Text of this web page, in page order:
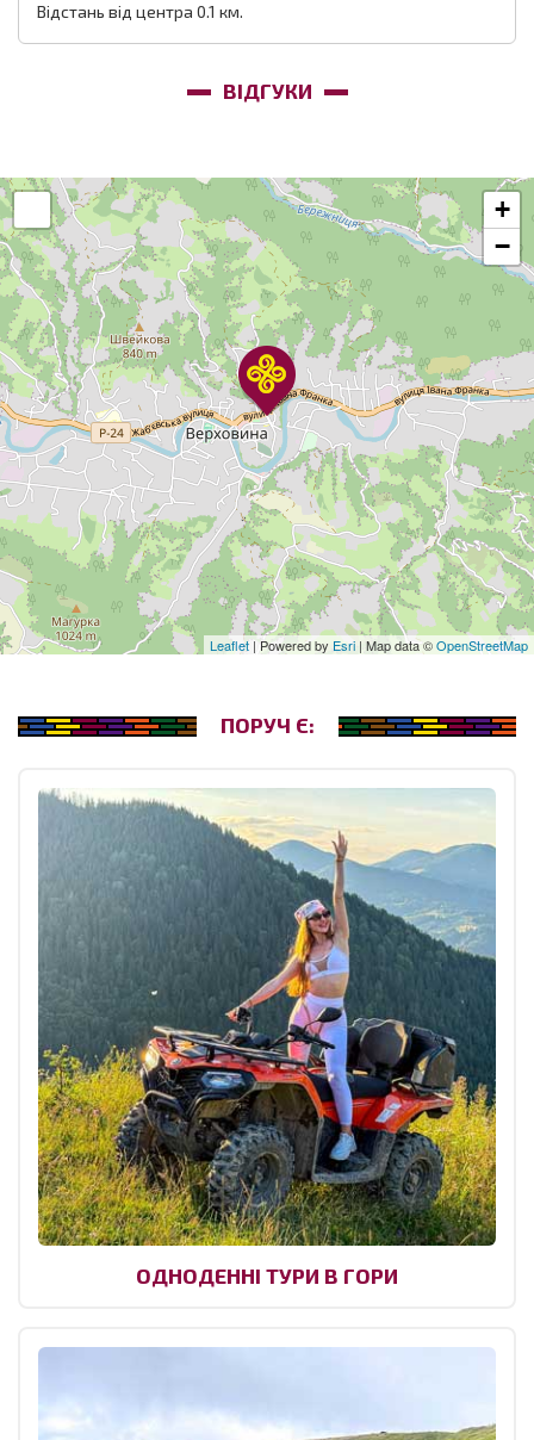
Відстань від центра 0.1 км.
ВІДГУКИ
+
−
Leaflet | Powered by Esri | Map data ©OpenStreetMap
ПОРУЧ Є:
ОДНОДЕННІ ТУРИ В ГОРИ